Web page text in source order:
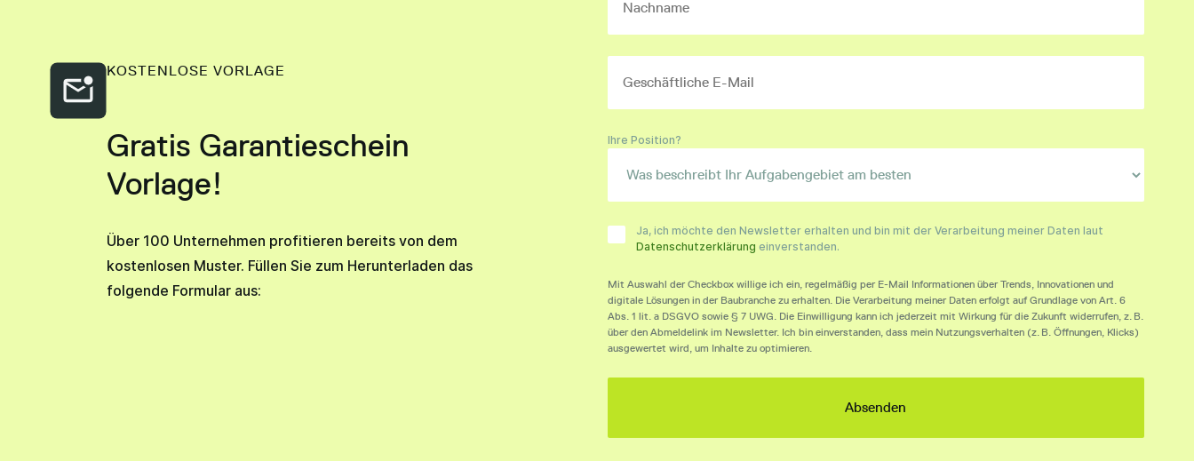
KOSTENLOSE VORLAGE
Gratis Garantieschein
Vorlage!
Über 100 Unternehmen profitieren bereits von dem
kostenlosen Muster. Füllen Sie zum Herunterladen das
folgende Formular aus:
Ihre Position?
Ja, ich möchte den Newsletter erhalten und bin mit der Verarbeitung meiner Daten laut
Datenschutzerklärung einverstanden.
Mit Auswahl der Checkbox willige ich ein, regelmäßig per E-Mail Informationen über Trends, Innovationen und
digitale Lösungen in der Baubranche zu erhalten. Die Verarbeitung meiner Daten erfolgt auf Grundlage von Art. 6
Abs. 1 lit. a DSGVO sowie § 7 UWG. Die Einwilligung kann ich jederzeit mit Wirkung für die Zukunft widerrufen, z. B.
über den Abmeldelink im Newsletter. Ich bin einverstanden, dass mein Nutzungsverhalten (z. B. Öffnungen, Klicks)
ausgewertet wird, um Inhalte zu optimieren.